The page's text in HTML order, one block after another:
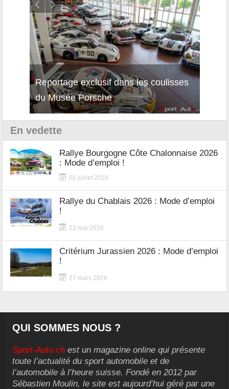
Reportage exclusif dans les coulisses
du Musée Porsche
En vedette
Rallye Bourgogne Côte Chalonnaise 2026
: Mode d’emploi !
02 juillet 2026
Rallye du Chablais 2026 : Mode d’emploi
!
22 mai 2026
Critérium Jurassien 2026 : Mode d’emploi
!
27 mars 2026
QUI SOMMES NOUS ?
Sport-Auto.ch est un magazine online qui présente
toute l’actualité du sport automobile et de
l’automobile à l’heure suisse. Fondé en 2012 par
Sébastien Moulin, le site est aujourd’hui géré par une